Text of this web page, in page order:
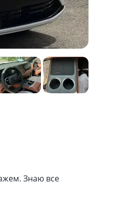
Знаю все